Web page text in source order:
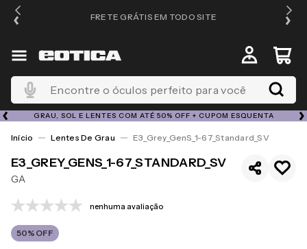
FRETE GRÁTIS EM TODO SITE
Encontre o óculos perfeito para você
GRAU, SOL E LENTES COM ATÉ 50% OFF + CUPOM ESQUENTA
Lentes De Grau E3_Grey_GenS_1-67_Standard_SV
E3_GREY_GENS_1-67_STANDARD_SV
GA
nenhuma avaliação
50% OFF